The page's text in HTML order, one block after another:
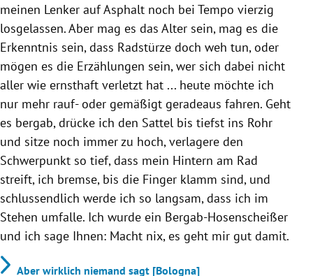
meinen Lenker auf Asphalt noch bei Tempo vierzig
losgelassen. Aber mag es das Alter sein, mag es die
Erkenntnis sein, dass Radstürze doch weh tun, oder
mögen es die Erzählungen sein, wer sich dabei nicht
aller wie ernsthaft verletzt hat ... heute möchte ich
nur mehr rauf- oder gemäßigt geradeaus fahren. Geht
es bergab, drücke ich den Sattel bis tiefst ins Rohr
und sitze noch immer zu hoch, verlagere den
Schwerpunkt so tief, dass mein Hintern am Rad
streift, ich bremse, bis die Finger klamm sind, und
schlussendlich werde ich so langsam, dass ich im
Stehen umfalle. Ich wurde ein Bergab-Hosenscheißer
und ich sage Ihnen: Macht nix, es geht mir gut damit.
Aber wirklich niemand sagt [Bologna]